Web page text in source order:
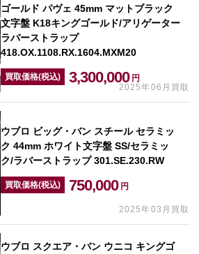
ゴールド パヴェ 45mm マットブラック
文字盤 K18キングゴールド/アリゲーター
ラバーストラップ
418.OX.1108.RX.1604.MXM20
買取価格(税込) 3,300,000 円
2025年06月買取
ウブロ ビッグ・バン スチール セラミッ
ク 44mm ホワイト文字盤 SS/セラミッ
ク/ラバーストラップ 301.SE.230.RW
買取価格(税込) 750,000 円
2025年03月買取
ウブロ スクエア・バン ウニコ キングゴ